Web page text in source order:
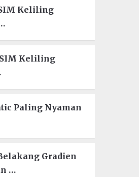
Keliling
SIM Keliling
Paling Nyaman
Gradien
…